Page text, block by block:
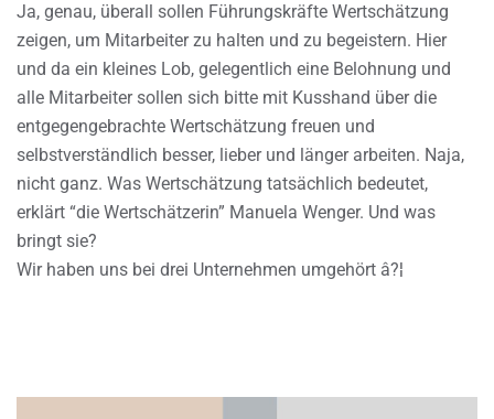
Ja, genau, überall sollen Führungskräfte Wertschätzung
zeigen, um Mitarbeiter zu halten und zu begeistern. Hier
und da ein kleines Lob, gelegentlich eine Belohnung und
alle Mitarbeiter sollen sich bitte mit Kusshand über die
entgegengebrachte Wertschätzung freuen und
selbstverständlich besser, lieber und länger arbeiten. Naja,
nicht ganz. Was Wertschätzung tatsächlich bedeutet,
erklärt “die Wertschätzerin” Manuela Wenger. Und was
bringt sie?
Wir haben uns bei drei Unternehmen umgehört â?¦